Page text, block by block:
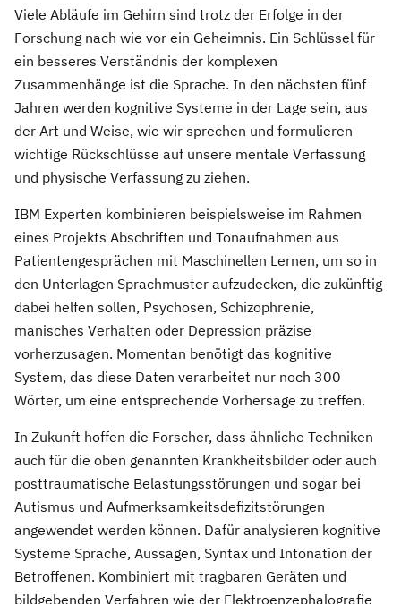
Viele Abläufe im Gehirn sind trotz der Erfolge in der
Forschung nach wie vor ein Geheimnis. Ein Schlüssel für
ein besseres Verständnis der komplexen
Zusammenhänge ist die Sprache. In den nächsten fünf
Jahren werden kognitive Systeme in der Lage sein, aus
der Art und Weise, wie wir sprechen und formulieren
wichtige Rückschlüsse auf unsere mentale Verfassung
und physische Verfassung zu ziehen.
IBM Experten kombinieren beispielsweise im Rahmen
eines Projekts Abschriften und Tonaufnahmen aus
Patientengesprächen mit Maschinellen Lernen, um so in
den Unterlagen Sprachmuster aufzudecken, die zukünftig
dabei helfen sollen, Psychosen, Schizophrenie,
manisches Verhalten oder Depression präzise
vorherzusagen. Momentan benötigt das kognitive
System, das diese Daten verarbeitet nur noch 300
Wörter, um eine entsprechende Vorhersage zu treffen.
In Zukunft hoffen die Forscher, dass ähnliche Techniken
auch für die oben genannten Krankheitsbilder oder auch
posttraumatische Belastungsstörungen und sogar bei
Autismus und Aufmerksamkeitsdefizitstörungen
angewendet werden können. Dafür analysieren kognitive
Systeme Sprache, Aussagen, Syntax und Intonation der
Betroffenen. Kombiniert mit tragbaren Geräten und
bildgebenden Verfahren wie der Elektroenzephalografie